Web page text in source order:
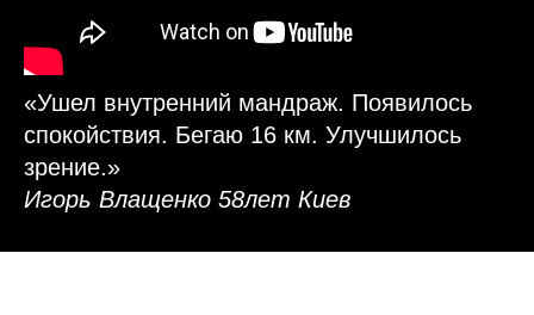
«Ушел внутренний мандраж. Появилось
спокойствия. Бегаю 16 км. Улучшилось
зрение.»
Игорь Влащенко 58лет Киев